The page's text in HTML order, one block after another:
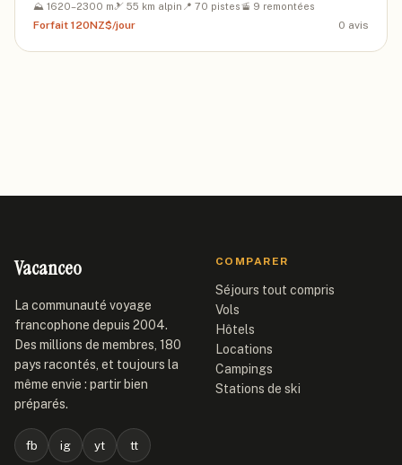
⛰️ 1620–2300 m🎿 55 km alpin 📍 70 pistes🚡 9 remontées
Forfait 120NZ$/jour 0 avis
Vacanceo
La communauté voyage
francophone depuis 2004.
Des millions de membres, 180
pays racontés, et toujours la
même envie : partir bien
préparés.
fb ig yt tt
COMPARER
Séjours tout compris
Vols
Hôtels
Locations
Campings
Stations de ski